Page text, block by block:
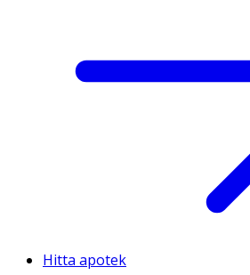
Hitta apotek